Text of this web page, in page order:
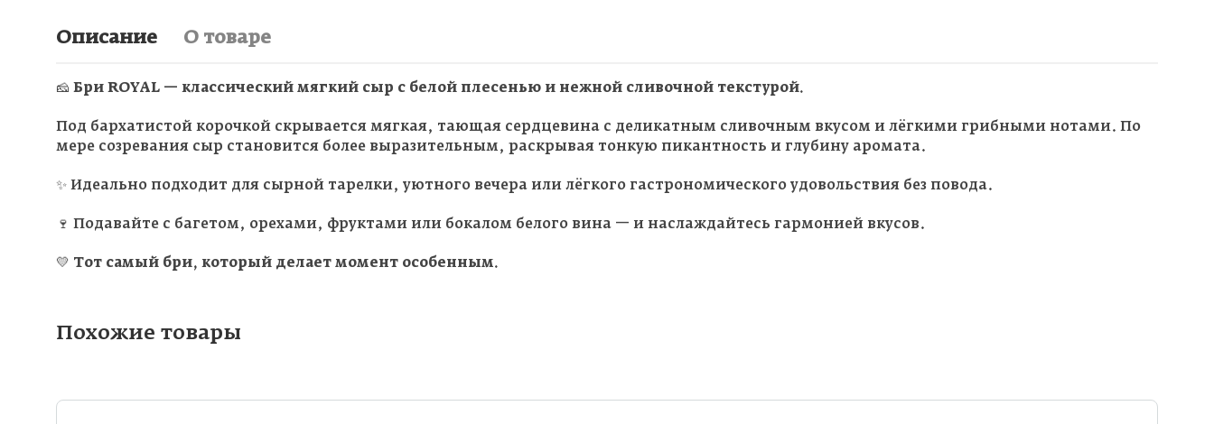
Описание О товаре
🧀 Бри ROYAL — классический мягкий сыр с белой плесенью и нежной сливочной текстурой.
Под бархатистой корочкой скрывается мягкая, тающая сердцевина с деликатным сливочным вкусом и лёгкими грибными нотами. По
мере созревания сыр становится более выразительным, раскрывая тонкую пикантность и глубину аромата.
✨ Идеально подходит для сырной тарелки, уютного вечера или лёгкого гастрономического удовольствия без повода.
🍷 Подавайте с багетом, орехами, фруктами или бокалом белого вина — и наслаждайтесь гармонией вкусов.
💛 Тот самый бри, который делает момент особенным.
Похожие товары